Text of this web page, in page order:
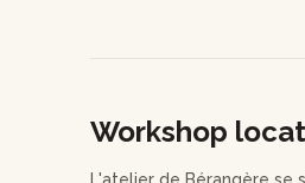
Vous repartirez avec vos
Workshop